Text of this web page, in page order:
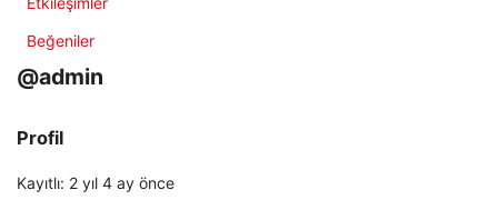
Beğeniler
@admin
Profil
Kayıtlı: 2 yıl 4 ay önce